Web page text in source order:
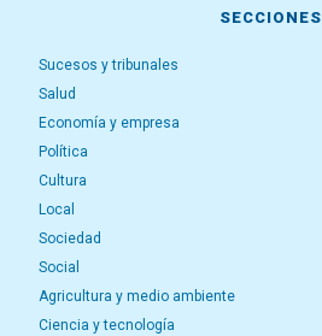
SECCIONES
Sucesos y tribunales
Salud
Economía y empresa
Política
Cultura
Local
Sociedad
Social
Agricultura y medio ambiente
Ciencia y tecnología